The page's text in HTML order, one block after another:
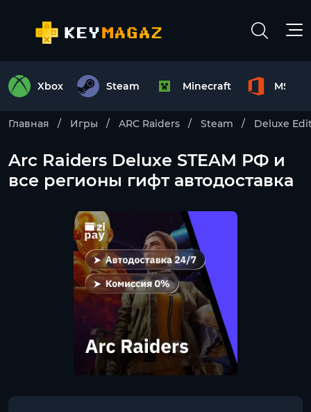
Xbox Steam Minecraft MS
Главная Игры ARC Raiders Steam Deluxe
Arc Raiders Deluxe STEAM РФ и
все регионы гифт автодоставка